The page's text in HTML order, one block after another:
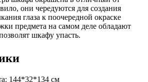
они чередуются для создания
глаза к поочередной окраске
предмета на самом деле обладают
шкафу упасть.
144*32*134 см